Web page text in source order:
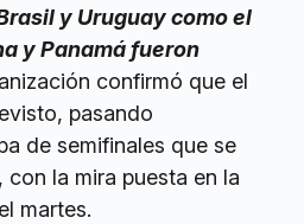
y Uruguay como el
y Panamá fueron
confirmó que el
pasando
de semifinales que se
con la mira puesta en la
martes.